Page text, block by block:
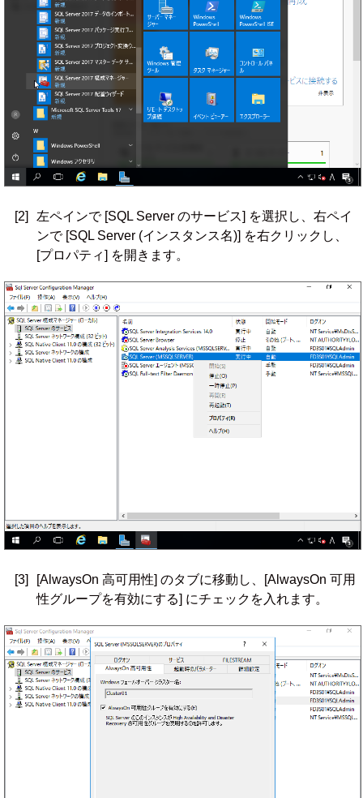
[2]
左ペインで [SQL Server のサービス] を選択し、右ペイ
ンで [SQL Server (インスタンス名)] を右クリックし、
[プロパティ] を開きます。
[3]
[AlwaysOn 高可用性] のタブに移動し、[AlwaysOn 可用
性グループを有効にする] にチェックを入れます。